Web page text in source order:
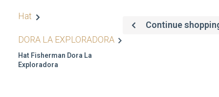
Hat
DORA LA EXPLORADORA
Hat Fisherman Dora La
Exploradora
Continue